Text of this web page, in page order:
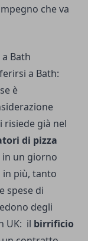
che va
Bath
a Bath:
è
risiede già nel
di pizza
in un giorno
in più, tanto
spese di
degli
UK: il birrificio